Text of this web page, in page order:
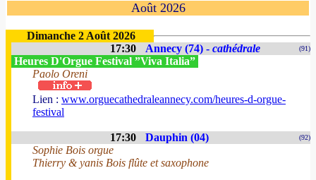
Août 2026
Dimanche 2 Août 2026
17:30
Annecy (74) - cathédrale (91)
Heures D'Orgue Festival ”Viva Italia”
Paolo Oreni
Lien : www.orguecathedraleannecy.com/heures-d-orgue-
festival
17:30 Dauphin (04) (92)
Sophie Bois orgue
Thierry & yanis Bois flûte et saxophone